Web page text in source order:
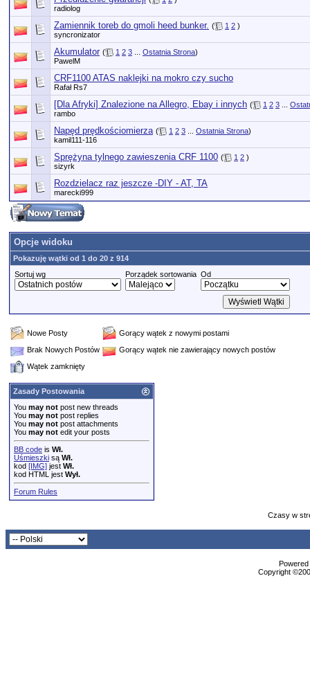
radiolog
Zamiennik toreb do gmoli heed bunker. ( 1 2 )
syncronizator
Akumulator ( 1 2 3 Ostatnia Strona)
PawelM
CRF1100 ATAS naklejki na mokro czy sucho
Rafał Rs7
[Dla Afryki] Znalezione na Allegro, Ebay i innych ( 1 2 3
rambo
Napęd prędkościomierza ( 1 2 3 Ostatnia Strona)
kamil111-116
Sprężyna tylnego zawieszenia CRF 1100 ( 1 2 )
sizyrk
Rozdzielacz raz jeszcze -DIY - AT, TA
marecki999
Opcje widoku
Pokazuję wątki od 1 do 20 z 914
Sortuj wg
Porządek sortowania Od
Nowe Posty
Gorący wątek z nowymi postami
Brak Nowych Postów
Gorący wątek nie zawierający nowych postów
Wątek zamknięty
Zasady Postowania
You may not post new threads
You may not post replies
You may not post attachments
You may not edit your posts
BB code is Wł.
Uśmieszki są Wł.
kod [IMG] jest Wł.
kod HTML jest Wył.
Forum Rules
Czasy w
Copyright